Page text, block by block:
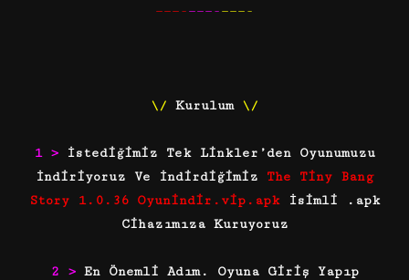
———-———-———-
\/ Kurulum \/
1 > İstediğimiz Tek Linkler’den Oyunumuzu
İndiriyoruz Ve
İndirdiğimiz The Tiny Bang
Story 1.0.36 Oyunindir.vip.apkİsimli .apk
Cihazımıza Kuruyoruz
2 > En Önemli Adım. Oyuna Giriş Yapıp